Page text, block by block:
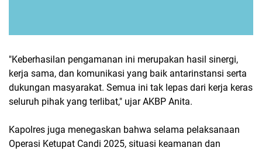
"Keberhasilan pengamanan ini merupakan hasil sinergi,
kerja sama, dan komunikasi yang baik antarinstansi serta
dukungan masyarakat. Semua ini tak lepas dari kerja keras
seluruh pihak yang terlibat," ujar AKBP Anita.
Kapolres juga menegaskan bahwa selama pelaksanaan
Operasi Ketupat Candi 2025, situasi keamanan dan